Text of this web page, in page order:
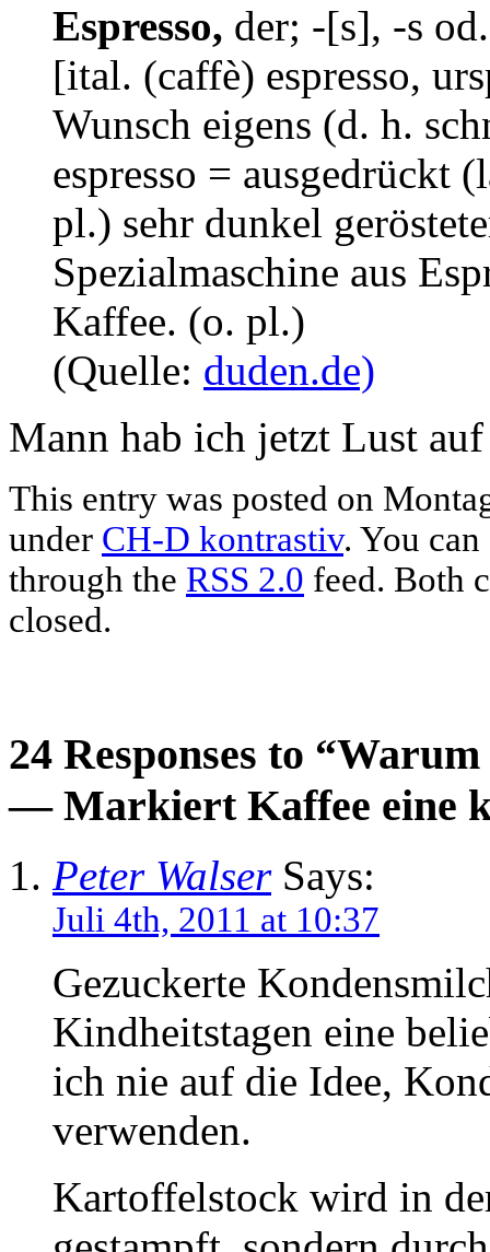
Espresso, der; -[s], -s
[ital. (caffè) espresso,
Wunsch eigens (d. h.
espresso = ausgedrückt
pl.) sehr dunkel
Spezialmaschine aus
Kaffee. (o. pl.)
(Quelle: duden.de)
Mann hab ich jetzt Lust
This entry was posted on
under CH-D kontrastiv. You
through the RSS 2.0 feed. Both
closed.
24 Responses to
— Markiert Kaffee eine
Peter WalserSays:
Juli 4th, 2011 at 10:37
Gezuckerte
Kindheitstagen eine
ich nie auf die Idee,
verwenden.
Kartoffelstock wird in